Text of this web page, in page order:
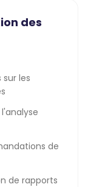
des
les
de
de rapports